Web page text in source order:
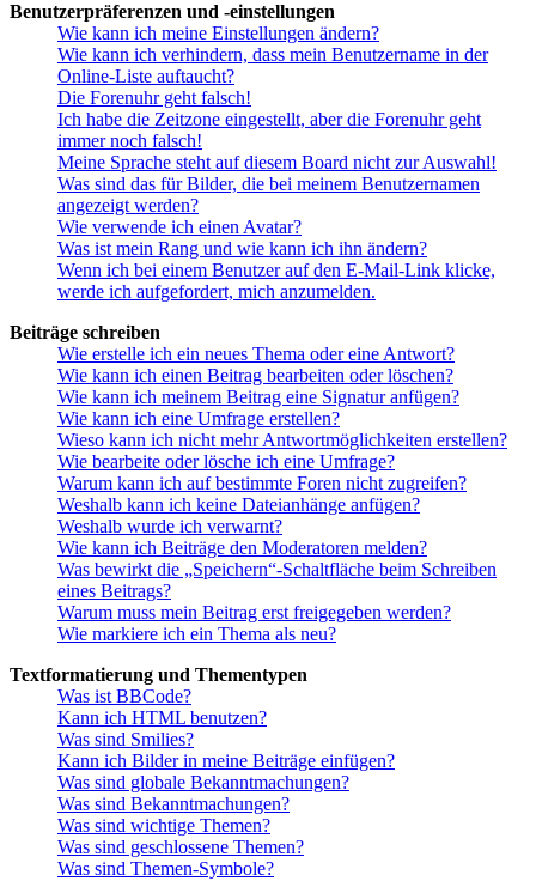
Benutzerpräferenzen und -einstellungen
Wie kann ich meine Einstellungen ändern?
Wie kann ich verhindern, dass mein Benutzername in der
Online-Liste auftaucht?
Die Forenuhr geht falsch!
Ich habe die Zeitzone eingestellt, aber die Forenuhr geht
immer noch falsch!
Meine Sprache steht auf diesem Board nicht zur Auswahl!
Was sind das für Bilder, die bei meinem Benutzernamen
angezeigt werden?
Wie verwende ich einen Avatar?
Was ist mein Rang und wie kann ich ihn ändern?
Wenn ich bei einem Benutzer auf den E-Mail-Link klicke,
werde ich aufgefordert, mich anzumelden.
Beiträge schreiben
Wie erstelle ich ein neues Thema oder eine Antwort?
Wie kann ich einen Beitrag bearbeiten oder löschen?
Wie kann ich meinem Beitrag eine Signatur anfügen?
Wie kann ich eine Umfrage erstellen?
Wieso kann ich nicht mehr Antwortmöglichkeiten erstellen?
Wie bearbeite oder lösche ich eine Umfrage?
Warum kann ich auf bestimmte Foren nicht zugreifen?
Weshalb kann ich keine Dateianhänge anfügen?
Weshalb wurde ich verwarnt?
Wie kann ich Beiträge den Moderatoren melden?
Was bewirkt die „Speichern“-Schaltfläche beim Schreiben
eines Beitrags?
Warum muss mein Beitrag erst freigegeben werden?
Wie markiere ich ein Thema als neu?
Textformatierung und Thementypen
Was ist BBCode?
Kann ich HTML benutzen?
Was sind Smilies?
Kann ich Bilder in meine Beiträge einfügen?
Was sind globale Bekanntmachungen?
Was sind Bekanntmachungen?
Was sind wichtige Themen?
Was sind geschlossene Themen?
Was sind Themen-Symbole?